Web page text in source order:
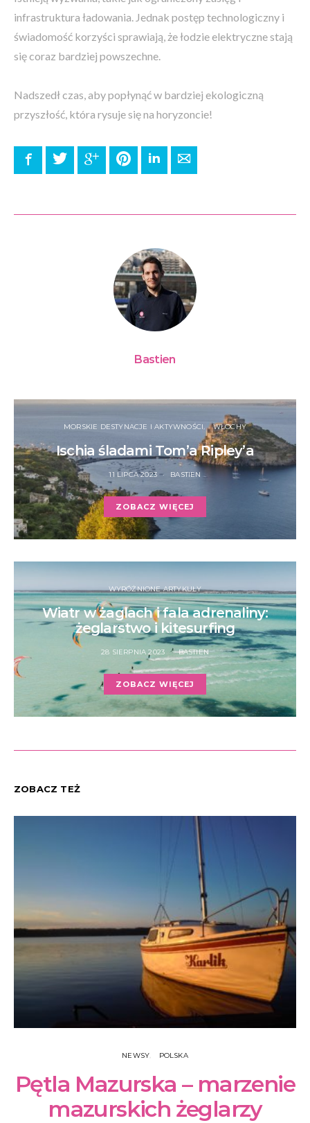
infrastruktura ładowania. Jednak postęp technologiczny i
świadomość korzyści sprawiają, że łodzie elektryczne stają
się coraz bardziej powszechne.
Nadszedł czas, aby popłynąć w bardziej ekologiczną
przyszłość, która rysuje się na horyzoncie!
FacebookTwitter Google+ PinterestLinkedInE-mail
Bastien
MORSKIE DESTYNACJE I AKTYWNOŚCI WŁOCHY
Ischia śladami Tom’a Ripley’a
11 LIPCA 2023 BASTIEN
ZOBACZ WIĘCEJ
WYRÓŻNIONE ARTYKUŁY
Wiatr w żaglach i fala adrenaliny:
żeglarstwo i kitesurfing
28 SIERPNIA 2023 BASTIEN
ZOBACZ WIĘCEJ
ZOBACZ TEŻ
NEWSY POLSKA
Pętla Mazurska – marzenie
mazurskich żeglarzy